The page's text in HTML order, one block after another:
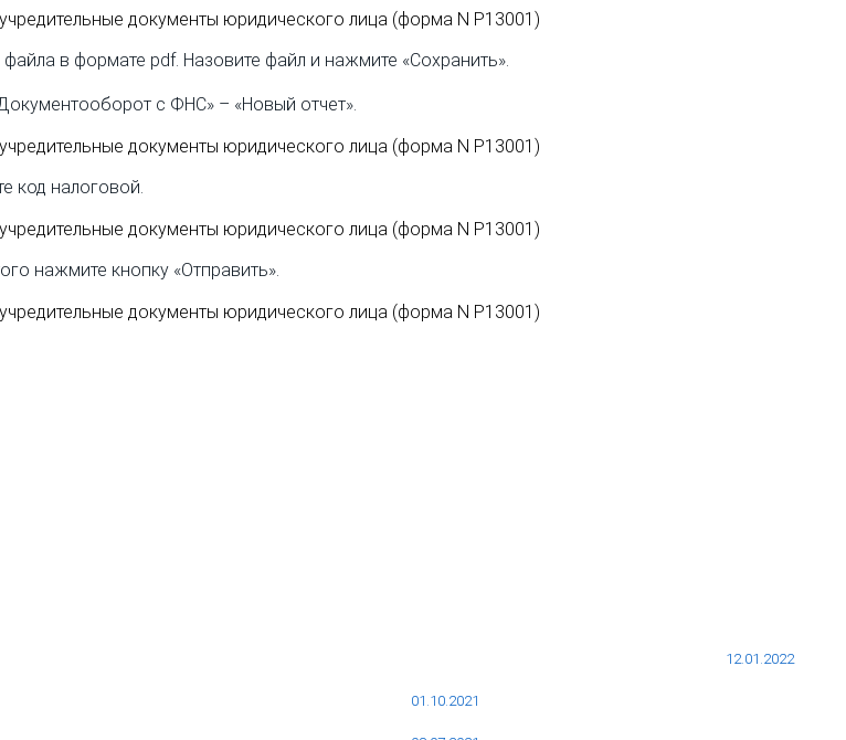
в формате pdf. Назовите файл и нажмите «Сохранить».
с ФНС» – «Новый отчет».
код налоговой.
нажмите кнопку «Отправить».
12.01.2022
01.10.2021